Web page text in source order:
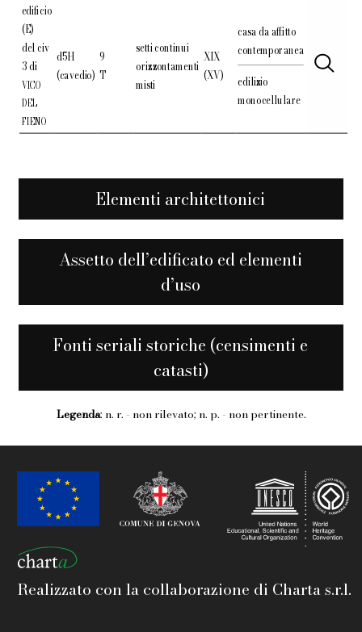
edificio
(E)
del civ
3 di
VICO
DEL
FIENO
d5H
(cavedio)
9
T
setti continui
orizzontamenti
misti
XIX
(XV)
casa da affitto
contemporanea
edilizio
monocellulare
Elementi architettonici
Assetto dell’edificato ed elementi
d’uso
Fonti seriali storiche (censimenti e
catasti)
Legenda: n. r. - non rilevato; n. p. - non pertinente.
Realizzato con la collaborazione di Charta s.r.l.